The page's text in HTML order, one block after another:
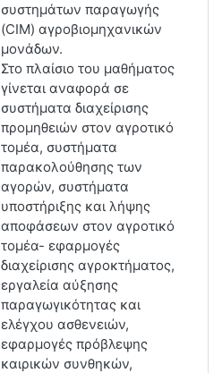
συστημάτων παραγωγής
(CIM) αγροβιομηχανικών
μονάδων.
Στο πλαίσιο του μαθήματος
γίνεται αναφορά σε
συστήματα διαχείρισης
προμηθειών στον αγροτικό
τομέα, συστήματα
παρακολούθησης των
αγορών, συστήματα
υποστήριξης και λήψης
αποφάσεων στον αγροτικό
τομέα- εφαρμογές
διαχείρισης αγροκτήματος,
εργαλεία αύξησης
παραγωγικότητας και
ελέγχου ασθενειών,
εφαρμογές πρόβλεψης
καιρικών συνθηκών,